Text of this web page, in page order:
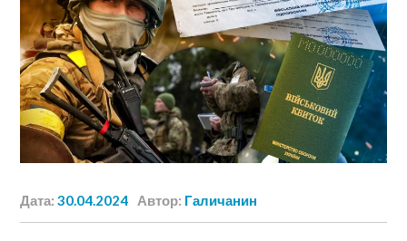
Дата:30.04.2024 Автор: Галичанин